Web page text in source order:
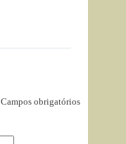
Campos obrigatórios